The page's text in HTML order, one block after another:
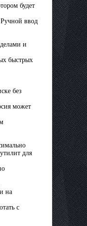
будет
ввод
и
быстрых
без
может
для
на
с